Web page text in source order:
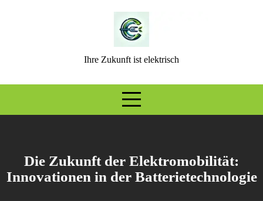
Ihre Zukunft ist elektrisch
Die Zukunft der Elektromobilität:
Innovationen in der Batterietechnologie